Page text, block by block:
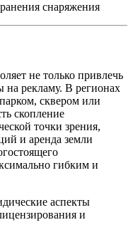
снаряжения
не только привлечь
на рекламу. В регионах
сквером или
скопление
точки зрения,
и аренда земли
гибким и
аспекты
и